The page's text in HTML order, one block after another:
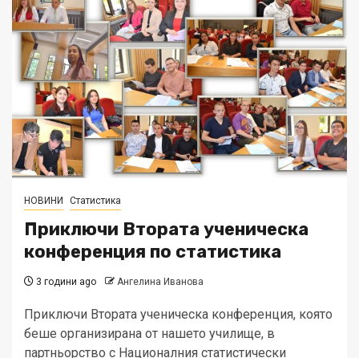
НОВИНИ Статистика
Приключи Втората ученическа
конференция по статистика
3 години ago Ангелина Иванова
Приключи Втората ученическа конференция, която
беше организирана от нашето училище, в
партньорство с Националния статистически